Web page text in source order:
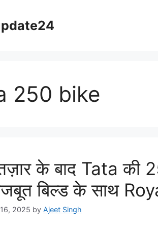
250 bike
के बाद Tata की
बिल्ड के साथ
2025 by Ajeet Singh